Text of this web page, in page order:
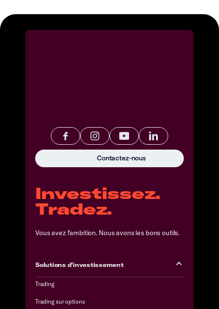
Investissez.
Tradez.
Vous avez l'ambition. Nous avons les bons outils.
Solutions d'investissement
Trading
Trading sur options